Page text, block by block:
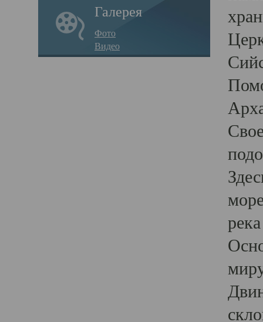
Галерея
Фото
Видео